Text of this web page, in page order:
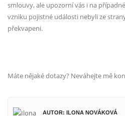
smlouvy, ale upozorní vás i na
vzniku pojistné události nebyli ze
překvapeni.
Máte nějaké dotazy? Neváhejte mě
AUTOR: ILONA NOVÁKOVÁ